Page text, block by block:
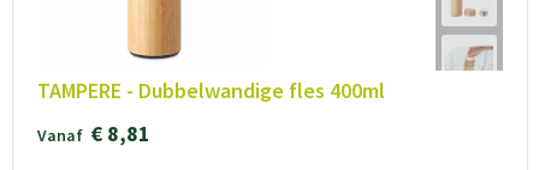
TAMPERE - Dubbelwandige fles 400ml
Vanaf € 8,81